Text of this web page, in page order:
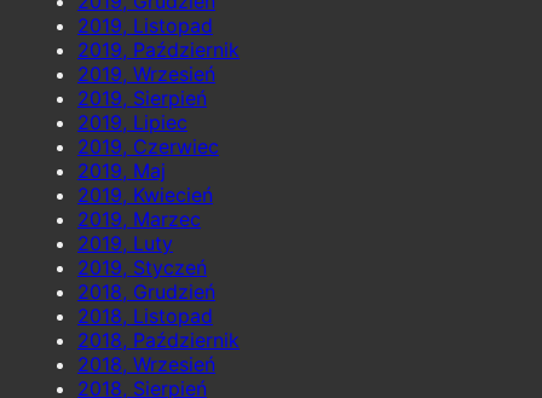
2019, Listopad
2019, Październik
2019, Wrzesień
2019, Sierpień
2019, Lipiec
2019, Czerwiec
2019, Maj
2019, Kwiecień
2019, Marzec
2019, Luty
2019, Styczeń
2018, Grudzień
2018, Listopad
2018, Październik
2018, Wrzesień
2018, Sierpień